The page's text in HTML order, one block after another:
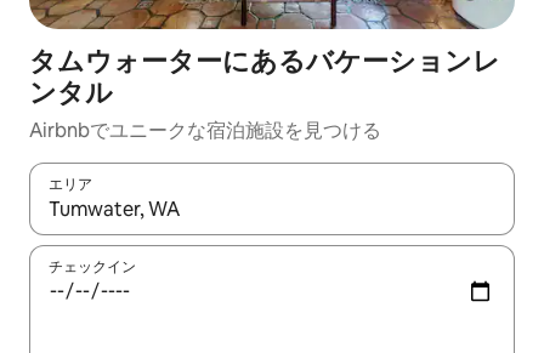
タムウォーターにあるバケーションレ
ンタル
Airbnbでユニークな宿泊施設を見つける
エリア
検索結果が表示されたら、上下の矢印キーを使って移動するか
チェックイン